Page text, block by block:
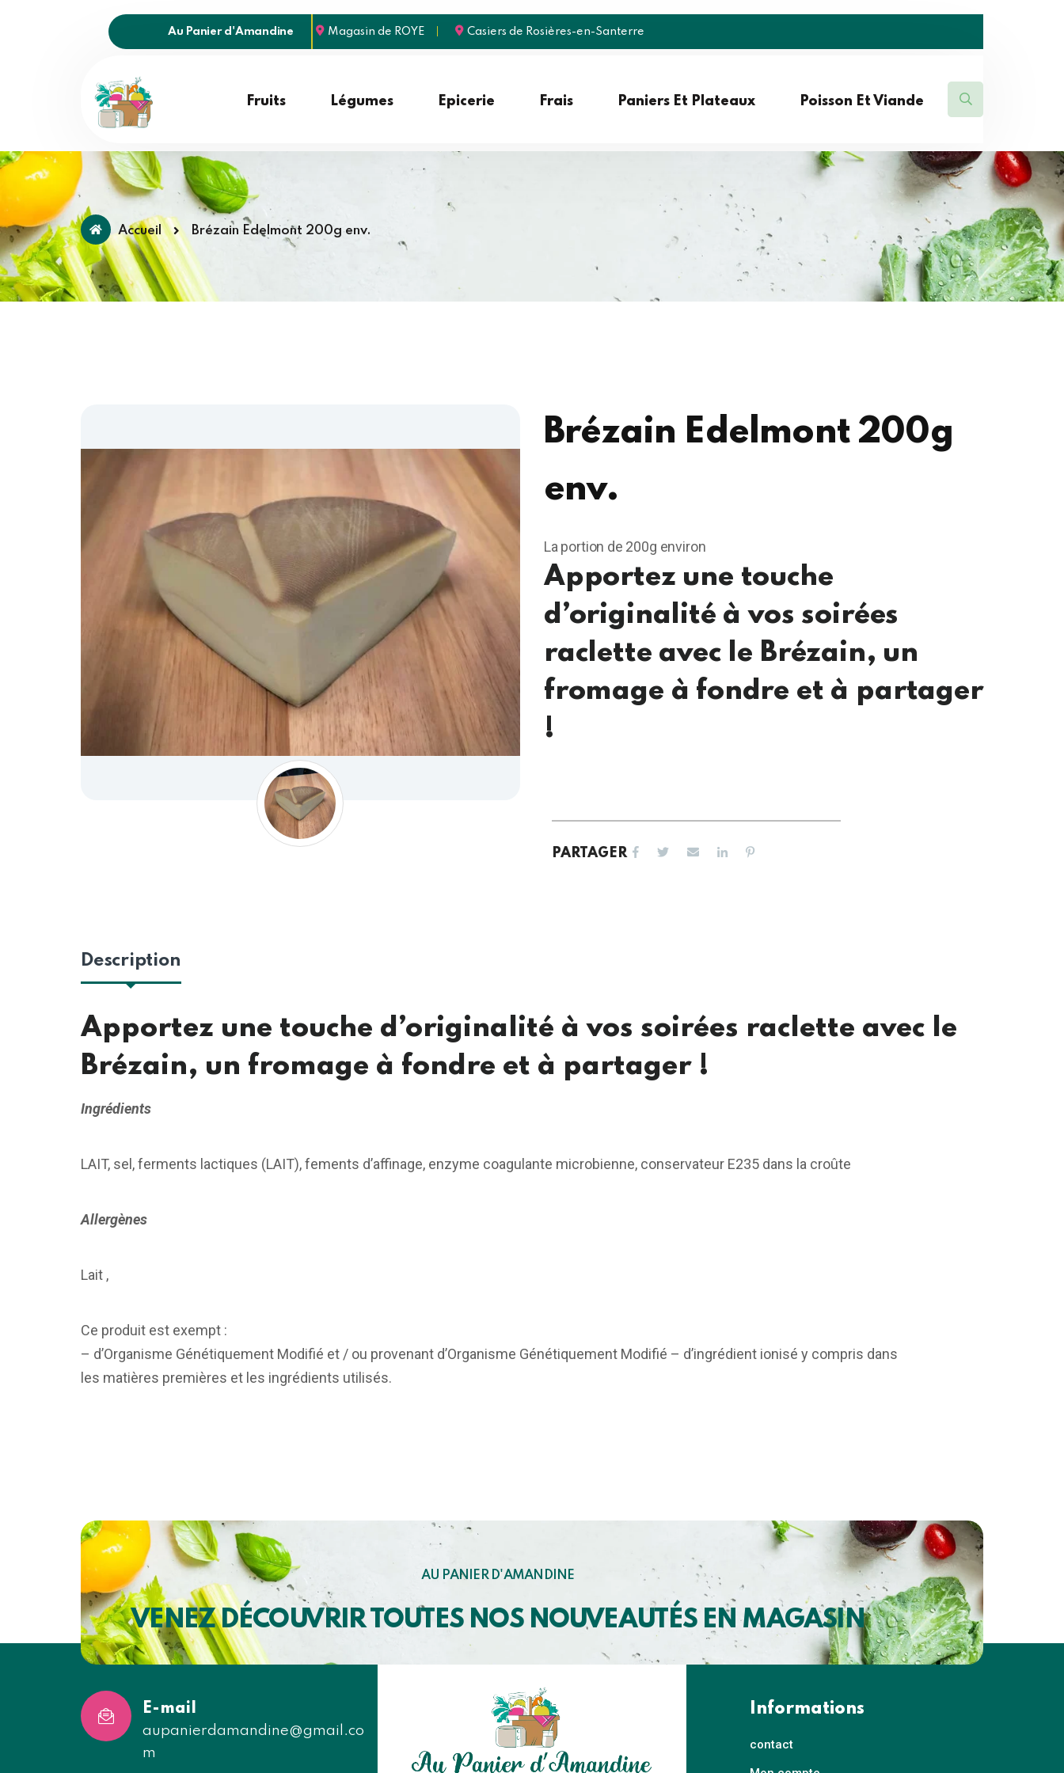
Au Panier d'Amandine Magasin de ROYE Casiers de Rosières-en-Santerre
Fruits Légumes Epicerie Frais Paniers Et Plateaux Poisson Et Viande
Accueil Brézain Edelmont 200g env.
Brézain Edelmont 200g
env.
La portion de 200g environ
Apportez une touche
d’originalité à vos soirées
raclette avec le Brézain, un
fromage à fondre et à partager
!
PARTAGER
Description
Apportez une touche d’originalité à vos soirées raclette avec le
Brézain, un fromage à fondre et à partager !
Ingrédients
LAIT, sel, ferments lactiques (LAIT), fements d’affinage, enzyme coagulante microbienne, conservateur E235 dans la croûte
Allergènes
Lait ,
Ce produit est exempt :
– d’Organisme Génétiquement Modifié et / ou provenant d’Organisme Génétiquement Modifié – d’ingrédient ionisé y compris dans
les matières premières et les ingrédients utilisés.
AU PANIER D'AMANDINE
VENEZ DÉCOUVRIR TOUTES NOS NOUVEAUTÉS EN MAGASIN
E-mail
aupanierdamandine@gmail.co
m
Informations
contact